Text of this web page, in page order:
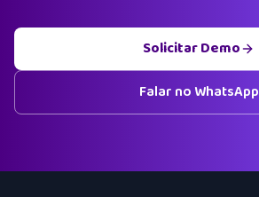
Solicitar Demo
Falar no WhatsApp